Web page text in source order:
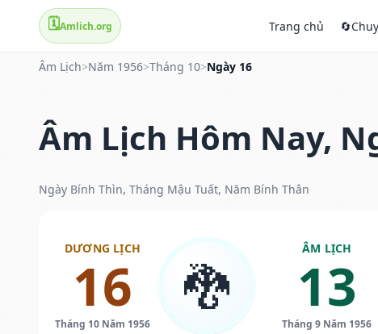
🗓️Amlich.org Trang chủ 🔄
Âm Lịch>Năm 1956>Tháng 10>Ngày 16
Âm Lịch Hôm Nay,
Ngày Bính Thìn, Tháng Mậu Tuất, Năm Bính Thân
DƯƠNG LỊCH
16
Tháng 10 Năm 1956
🐉
ÂM LỊCH
13
Tháng 9 Năm 1956